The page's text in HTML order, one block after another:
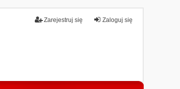
Zaloguj się
Zarejestruj się